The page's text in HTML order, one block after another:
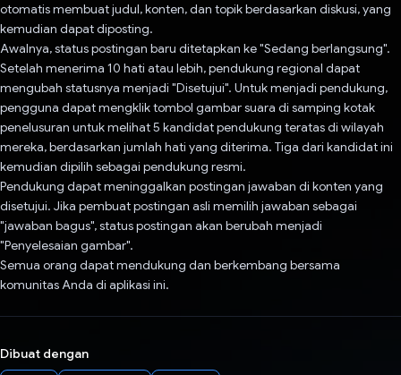
otomatis membuat judul, konten, dan topik berdasarkan diskusi, yang
kemudian dapat diposting.
Awalnya, status postingan baru ditetapkan ke "Sedang berlangsung".
Setelah menerima 10 hati atau lebih, pendukung regional dapat
mengubah statusnya menjadi "Disetujui". Untuk menjadi pendukung,
pengguna dapat mengklik tombol gambar suara di samping kotak
penelusuran untuk melihat 5 kandidat pendukung teratas di wilayah
mereka, berdasarkan jumlah hati yang diterima. Tiga dari kandidat ini
kemudian dipilih sebagai pendukung resmi.
Pendukung dapat meninggalkan postingan jawaban di konten yang
disetujui. Jika pembuat postingan asli memilih jawaban sebagai
"jawaban bagus", status postingan akan berubah menjadi
"Penyelesaian gambar".
Semua orang dapat mendukung dan berkembang bersama
komunitas Anda di aplikasi ini.
Dibuat dengan